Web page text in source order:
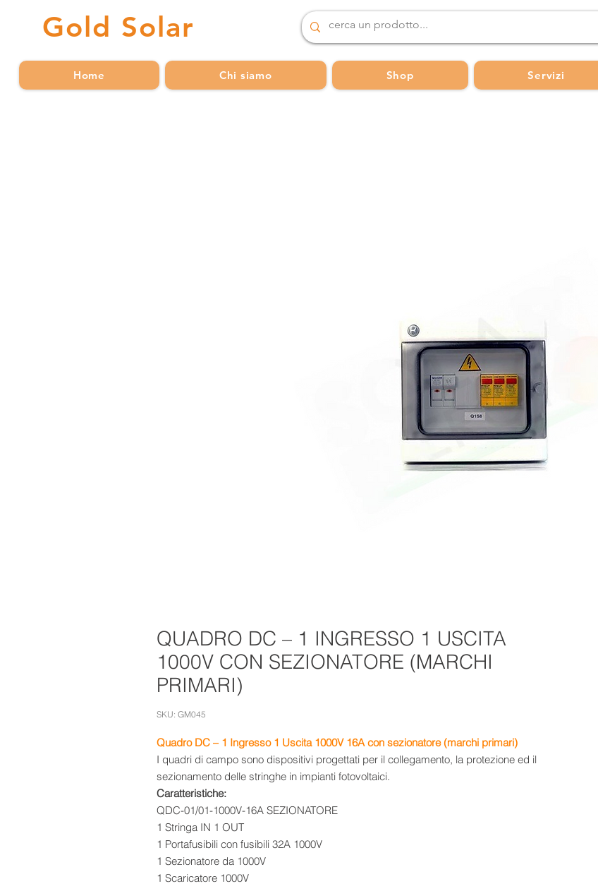
Gold Solar
Home Chi siamo Shop Servizi
QUADRO DC – 1 INGRESSO 1 USCITA
1000V CON SEZIONATORE (MARCHI
PRIMARI)
SKU: GM045
Quadro DC – 1 Ingresso 1 Uscita 1000V 16Acon sezionatore (marchi primari)
I quadri di campo sono dispositivi progettati per il collegamento, la protezione ed il
sezionamento delle stringhe in impianti fotovoltaici.
Caratteristiche:
QDC-01/01-1000V-16A SEZIONATORE
1 Stringa IN 1 OUT
1 Portafusibili con fusibili 32A 1000V
1 Sezionatore da 1000V
1 Scaricatore 1000V